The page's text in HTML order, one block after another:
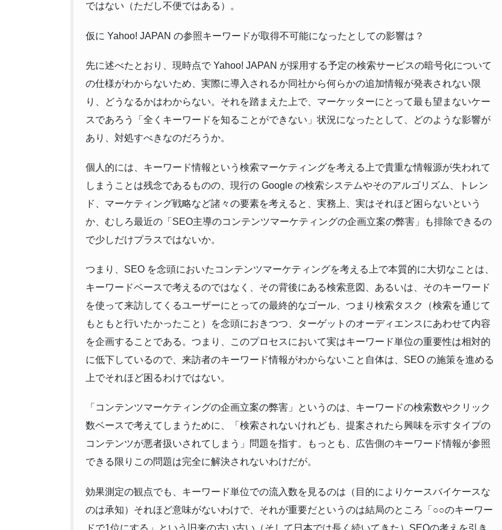
ではない（ただし不便ではある）。
仮に Yahoo! JAPAN の参照キーワードが取得不可能になったとしての影響は？
先に述べたとおり、現時点で Yahoo! JAPAN が採用する予定の検索サービスの暗号化について
の仕様がわからないため、実際に導入されるか同社から何らかの追加情報が発表されない限
り、どうなるかはわからない。それを踏まえた上で、マーケッターにとって最も望まないケー
スであろう「全くキーワードを知ることができない」状況になったとして、どのような影響が
あり、対処すべきなのだろうか。
個人的には、キーワード情報という検索マーケティングを考える上で貴重な情報源が失われて
しまうことは残念であるものの、現行の Google の検索システムやそのアルゴリズム、トレン
ド、マーケティング戦略など諸々の要素を考えると、実務上、実はそれほど困らないという
か、むしろ最近の「SEO主導のコンテンツマーケティングの企画立案の弊害」も排除できるの
で少しだけプラスではないか。
つまり、SEO を念頭においたコンテンツマーケティングを考える上で本質的に大切なことは、
キーワードベースで考えるのではなく、その背後にある検索意図、あるいは、そのキーワード
を使って来訪してくるユーザーにとっての最終的なゴール、つまり検索タスク（検索を通じて
もともと行いたかったこと）を念頭におきつつ、ターゲットのオーディエンスにあわせて内容
を企画することである。つまり、このプロセスにおいて実はキーワード単位の重要性は相対的
に低下しているので、来訪者のキーワード情報がわからないこと自体は、SEO の施策を進める
上でそれほど困るわけではない。
「コンテンツマーケティングの企画立案の弊害」というのは、キーワードの検索数やクリック
数ベースで考えてしまうために、「検索されないけれども、提案されたら興味を示すタイプの
コンテンツが悪者扱いされてしまう」問題を指す。もっとも、広告側のキーワード情報が参照
できる限りこの問題は完全に解決されないわけだが。
効果測定の観点でも、キーワード単位での流入数を見るのは（目的によりケースバイケースな
のは承知）それほど意味がないわけで、それが重要だというのは結局のところ「○○のキーワー
ドで1位にする」という旧来の古い古い（そして日本では長く続いてきた）SEOの考えを引き